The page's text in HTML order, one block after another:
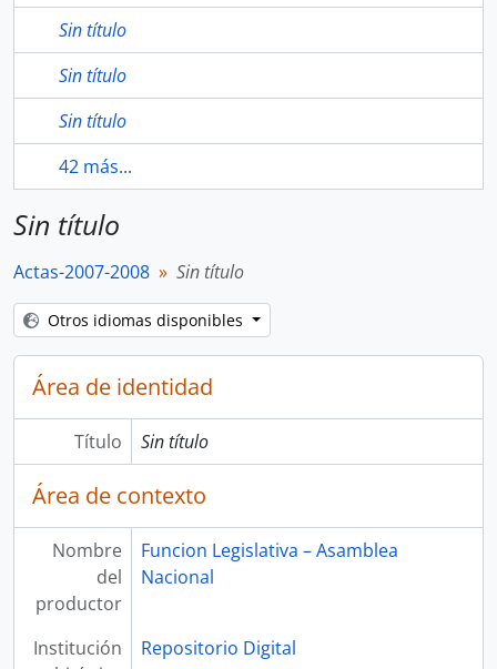
Sin título
Sin título
Sin título
42 más...
Sin título
Actas-2007-2008 Sin título
Otros idiomas disponibles
Área de identidad
Título Sin título
Área de contexto
Nombre
del
productor
Funcion Legislativa – Asamblea
Nacional
Institución
Repositorio Digital